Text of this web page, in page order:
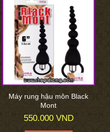
Máy rung hậu môn Black
Mont
550.000 VND